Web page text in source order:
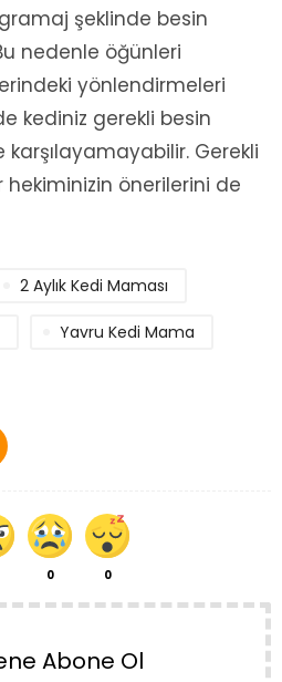
0 0
şeklinde besin
nedenle öğünleri
yönlendirmeleri
kediniz gerekli besin
Gerekli
önerilerini de
2 Aylık Kedi Maması
Yavru Kedi Mama
Abone Ol